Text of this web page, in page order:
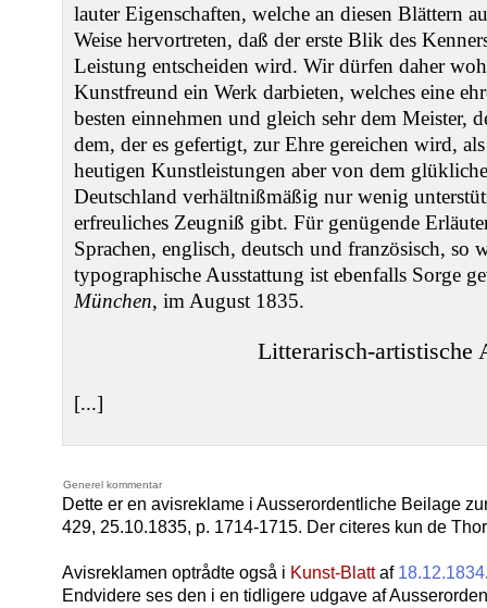
lauter Eigenschaften, welche an diesen Blättern
Weise hervortreten, daß der erste Blik des
Leistung entscheiden wird. Wir dürfen daher
Kunstfreund ein Werk darbieten, welches eine
besten einnehmen und gleich sehr dem Meister,
dem, der es gefertigt, zur Ehre gereichen wird,
heutigen Kunstleistungen aber von dem
Deutschland verhältnißmäßig nur wenig
erfreuliches Zeugniß gibt. Für genügende
Sprachen, englisch, deutsch und französisch, so
typographische Ausstattung ist ebenfalls Sorge
München, im August 1835.
Litterarisch-artistische
[...]
Generel kommentar
Dette er en avisreklame i Ausserordentliche Beilage
429, 25.10.1835, p. 1714-1715. Der citeres kun de
Avisreklamen optrådte også i Kunst-Blattaf 18.12.1834
Endvidere ses den i en tidligere udgave af